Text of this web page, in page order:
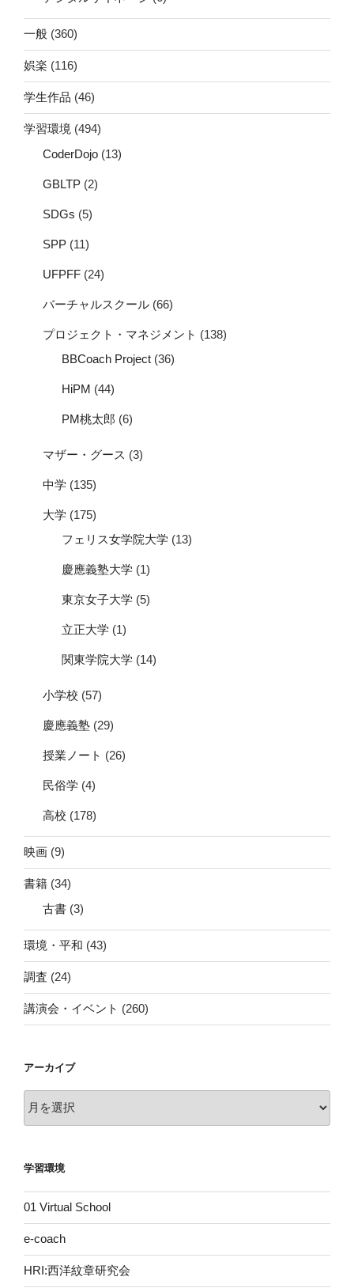
一般 (360)
娯楽 (116)
学生作品 (46)
学習環境 (494)
CoderDojo (13)
GBLTP (2)
SDGs (5)
SPP (11)
UFPFF (24)
バーチャルスクール (66)
プロジェクト・マネジメント (138)
BBCoach Project (36)
HiPM (44)
PM桃太郎 (6)
マザー・グース (3)
中学 (135)
大学 (175)
フェリス女学院大学 (13)
慶應義塾大学 (1)
東京女子大学 (5)
立正大学 (1)
関東学院大学 (14)
小学校 (57)
慶應義塾 (29)
授業ノート (26)
民俗学 (4)
高校 (178)
映画 (9)
書籍 (34)
古書 (3)
環境・平和 (43)
調査 (24)
講演会・イベント (260)
アーカイブ
ー
ブ
学習環境
01 Virtual School
e-coach
HRI:西洋紋章研究会